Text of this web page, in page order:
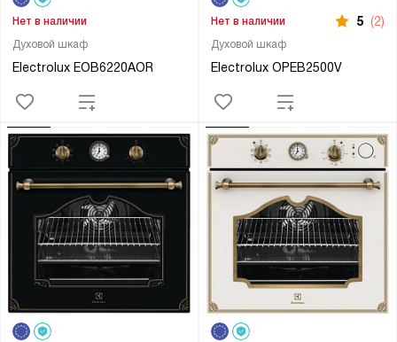
Духовой шкаф
Electrolux EOB6220AOR
Нет в наличии
Духовой шкаф
Electrolux OPEB2500V
Нет в наличии 5 (2)